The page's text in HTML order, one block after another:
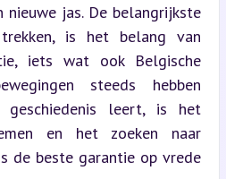
nieuwe jas. De belangrijkste
is het belang van
iets wat ook Belgische
steeds hebben
geschiedenis leert, is het
en het zoeken naar
de beste garantie op vrede